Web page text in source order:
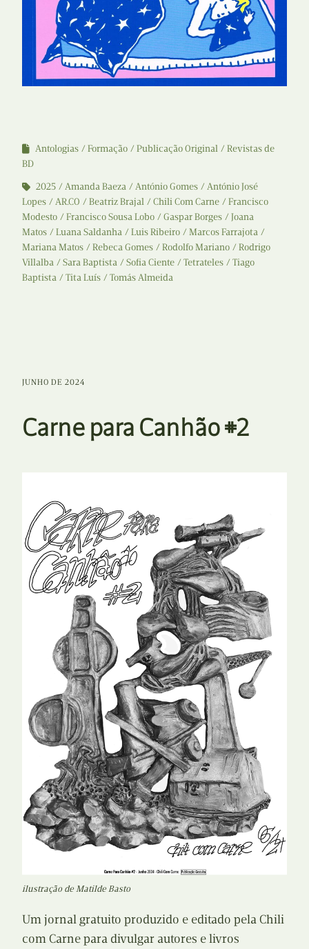
Antologias Formação Publicação Original
Revistas de
BD
2025
Amanda Baeza António Gomes
António José
Lopes
AR.CO Beatriz Brajal Chili Com Carne
Francisco
Modesto
Francisco Sousa Lobo Gaspar Borges
Joana
Matos
Luana Saldanha Luis Ribeiro
Marcos Farrajota
Mariana Matos
Rebeca Gomes Rodolfo Mariano
Rodrigo
Villalba
Sara Baptista Sofia Ciente Tetrateles
Tiago
Baptista
Tita Luís Tomás Almeida
JUNHO DE 2024
Carne para Canhão #2
ilustração de Matilde Basto
Um jornal gratuito produzido e editado pela Chili
com Carne para divulgar autores e livros